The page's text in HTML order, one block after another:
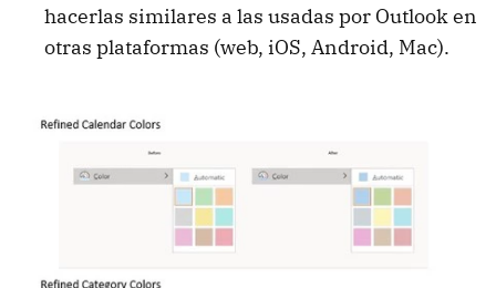
hacerlas similares a las usadas por Outlook en
otras plataformas (web, iOS, Android, Mac).